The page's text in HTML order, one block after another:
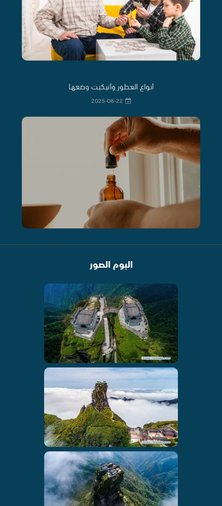
أنواع العطور وأتيكيت وضعها
2025-08-22
البوم الصور